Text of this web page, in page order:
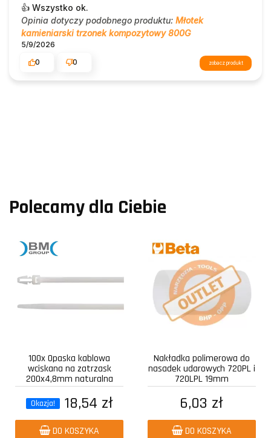
👍️ Wszystko ok.
Opinia dotyczy podobnego produktu: Młotek
kamieniarski trzonek kompozytowy 800G
5/9/2026
0
0 zobacz produkt
Polecamy dla Ciebie
100x Opaska kablowa
wciskana na zatrzask
200x4,8mm naturalna
Okazja! 18,54 zł
DO KOSZYKA
Nakładka polimerowa do
nasadek udarowych 720PL i
720LPL 19mm
6,03 zł
DO KOSZYKA